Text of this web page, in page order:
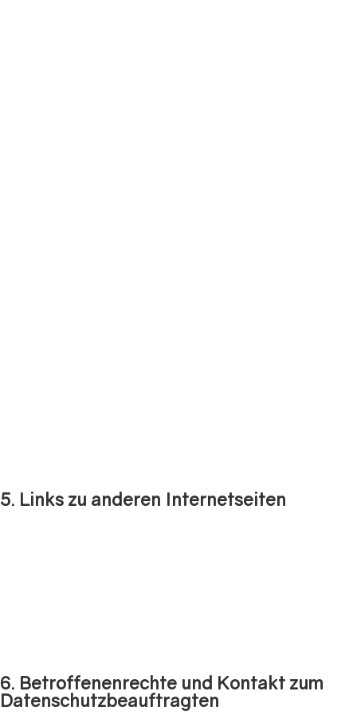
5. Links zu anderen Internetseiten
6. Betroffenenrechte und Kontakt zum
Datenschutzbeauftragten